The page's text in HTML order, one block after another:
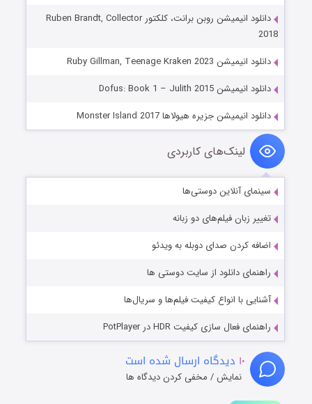
دانلود انیمیشن روبن برانت، کلکتور Ruben Brandt, Collector
2018
دانلود انیمیشن Ruby Gillman, Teenage Kraken 2023
دانلود انیمیشن Dofus: Book 1 – Julith 2015
دانلود انیمیشن جزیره هیولاها Monster Island 2017
لینک‌های کاربردی
سینمای آنلاین دوستی‌ها
تغییر زبان فیلم‌های دو زبانه
اضافه کردن صدای دوبله به ویدئو
راهنمای دانلود از سایت دوستی ها
آشنایی با انواع کیفیت فیلم‌ها و سریال‌ها
راهنمای فعال سازی کیفیت HDR در PotPlayer
۱۰ دیدگاه ارسال شده است
نمایش / مخفی کردن دیدگاه ها